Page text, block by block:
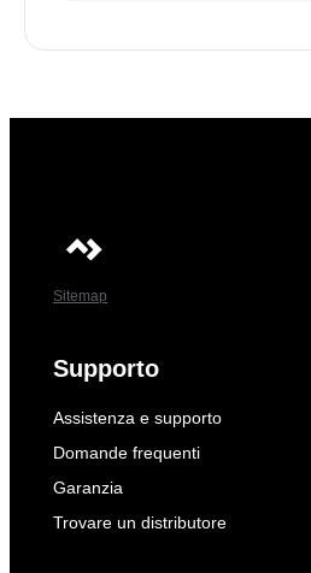
Sitemap
Supporto
Assistenza e supporto
Domande frequenti
Garanzia
Trovare un distributore